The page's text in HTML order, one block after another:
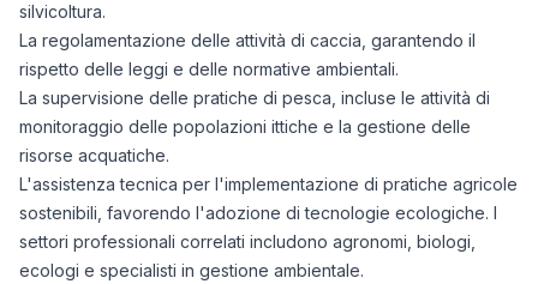
silvicoltura.
La regolamentazione delle attività di caccia, garantendo il
rispetto delle leggi e delle normative ambientali.
La supervisione delle pratiche di pesca, incluse le attività di
monitoraggio delle popolazioni ittiche e la gestione delle
risorse acquatiche.
L'assistenza tecnica per l'implementazione di pratiche agricole
sostenibili, favorendo l'adozione di tecnologie ecologiche. I
settori professionali correlati includono agronomi, biologi,
ecologi e specialisti in gestione ambientale.